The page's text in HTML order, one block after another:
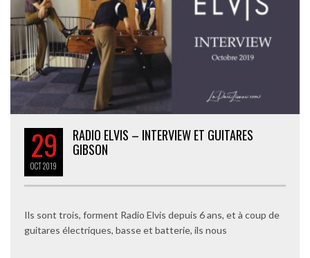
29
OCT2019
RADIO ELVIS – INTERVIEW ET GUITARES
GIBSON
Ils sont trois, forment Radio Elvis depuis 6 ans, et à coup de
guitares électriques, basse et batterie, ils nous